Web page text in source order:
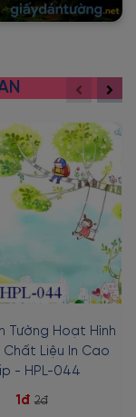
Tường Hoạt Hình
Chất Liệu In Cao
- HPL-044
1đ 2đ